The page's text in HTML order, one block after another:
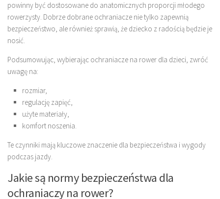
powinny być dostosowane do anatomicznych proporcji młodego
rowerzysty. Dobrze dobrane ochraniacze nie tylko zapewnią
bezpieczeństwo, ale również sprawią, że dziecko z radością będzie je
nosić.
Podsumowując, wybierając ochraniacze na rower dla dzieci, zwróć
uwagę na:
rozmiar,
regulację zapięć,
użyte materiały,
komfort noszenia.
Te czynniki mają kluczowe znaczenie dla bezpieczeństwa i wygody
podczas jazdy.
Jakie są normy bezpieczeństwa dla
ochraniaczy na rower?